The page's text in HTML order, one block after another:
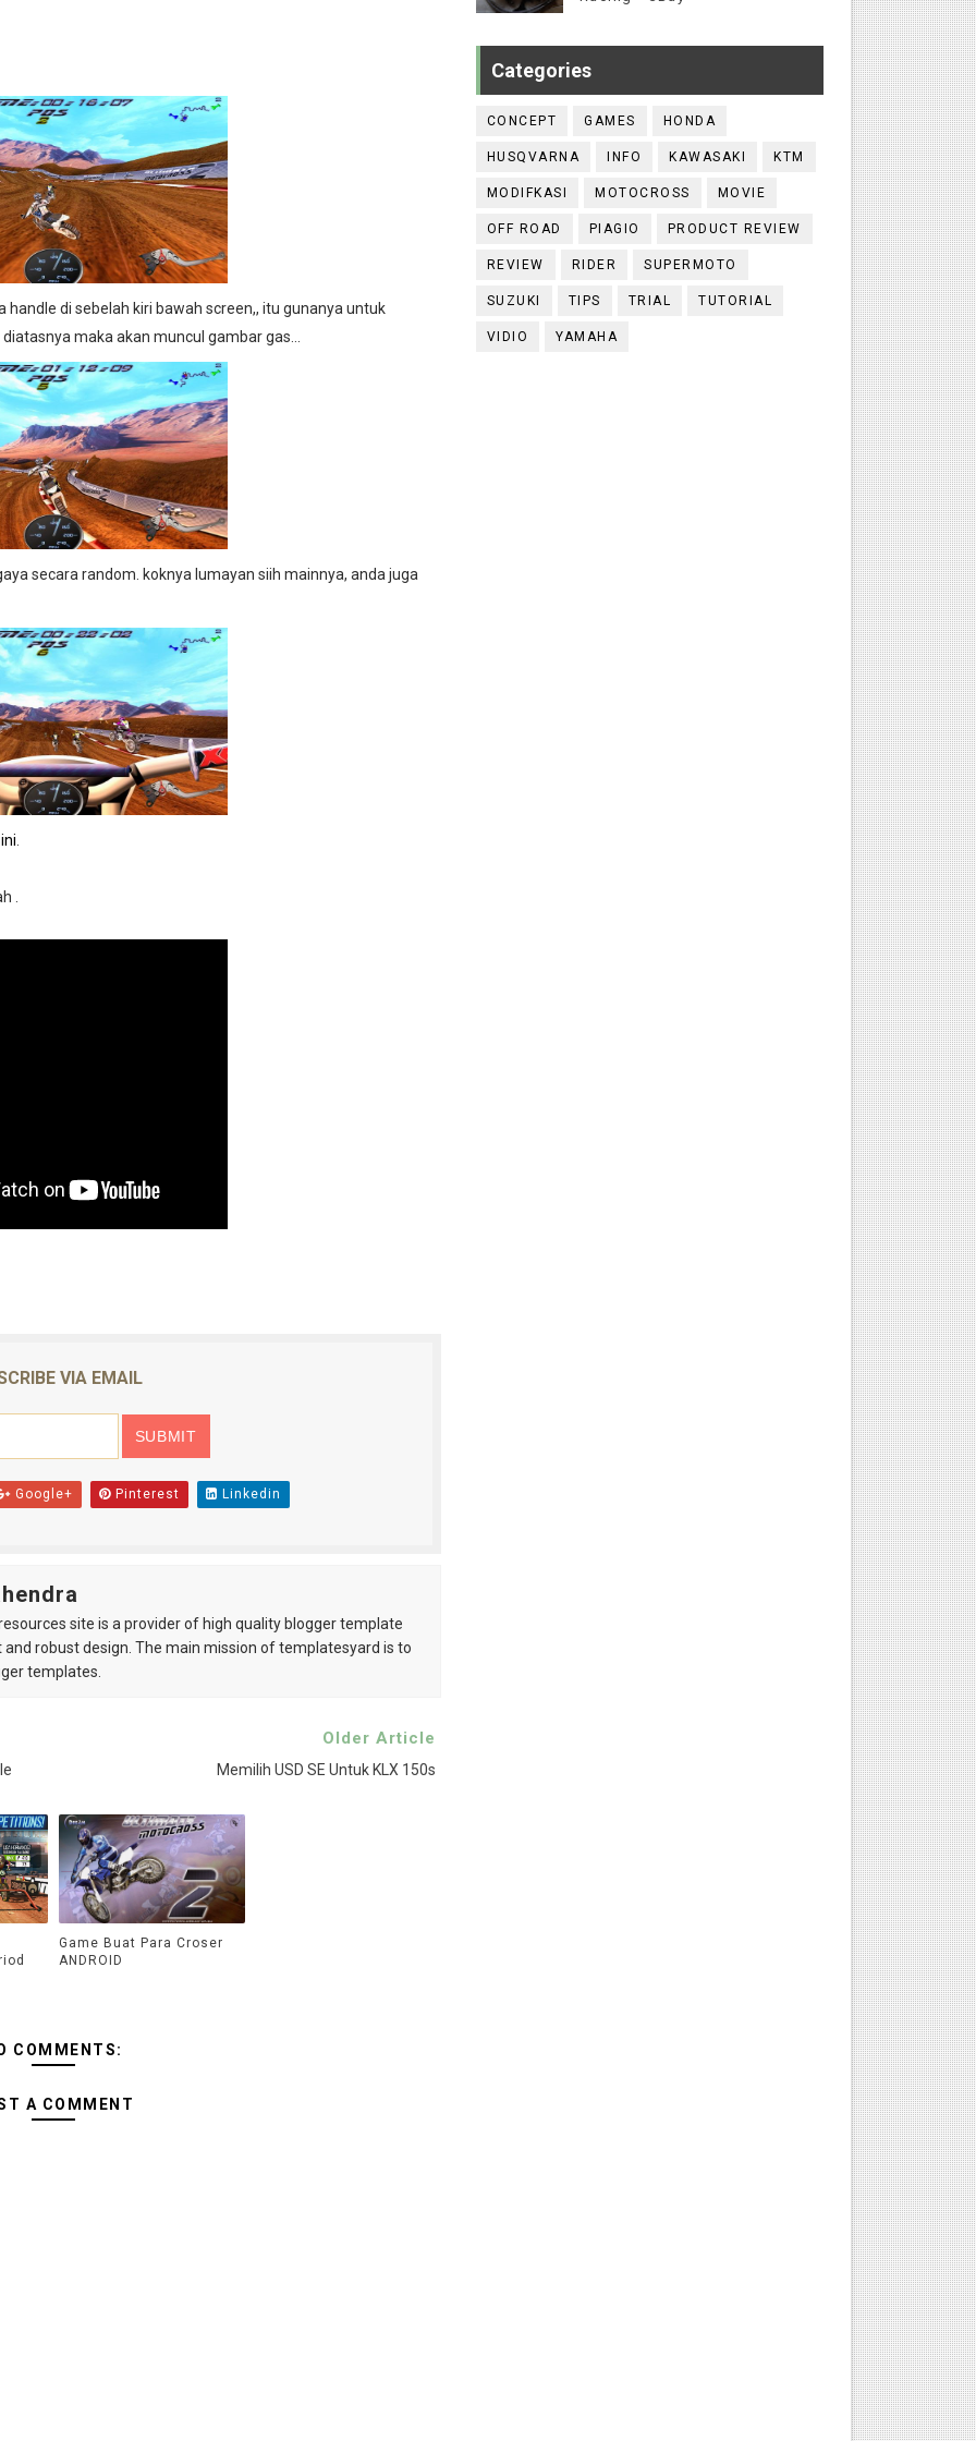
di sebelah kiri bawah screen,, itu gunanya untuk
maka akan muncul gambar gas...
secara random. koknya lumayan siih mainnya, anda juga
.
VIA EMAIL
Google+ Pinterest Linkedin
site is a provider of high quality blogger template
robust design. The main mission of templatesyard is to
templates.
Older Article
Memilih USD SE Untuk KLX 150s
Game Buat Para Croser
ANDROID
COMMENTS:
A COMMENT
Categories
CONCEPT GAMES HONDA
HUSQVARNA INFO KAWASAKI KTM
MODIFKASI MOTOCROSS MOVIE
OFF ROAD PIAGIO PRODUCT REVIEW
REVIEW RIDER SUPERMOTO
SUZUKI TIPS TRIAL TUTORIAL
VIDIO YAMAHA